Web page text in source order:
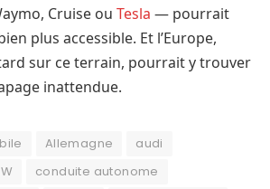
Cruise ou Tesla — pourrait
plus accessible. Et l’Europe,
sur ce terrain, pourrait y trouver
inattendue.
Allemagne
audi
conduite autonome